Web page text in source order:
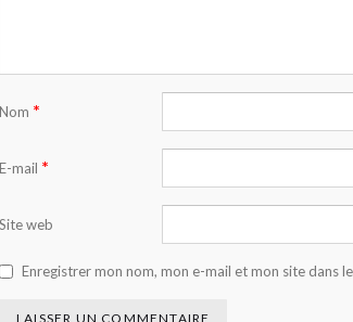
Nom *
E-mail *
Site web
Enregistrer mon nom, mon e-mail et mon site dans